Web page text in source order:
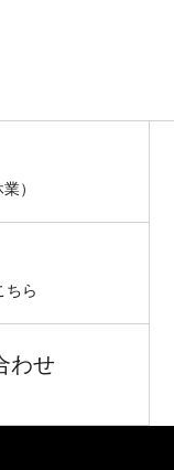
）
ちら
わせ